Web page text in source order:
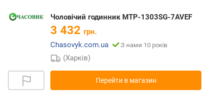
Чоловічий годинник MTP-1303SG-7AVEF
3 432 грн.
Chasovyk.com.ua
З нами 10 років
(Харків)
Перейти в магазин